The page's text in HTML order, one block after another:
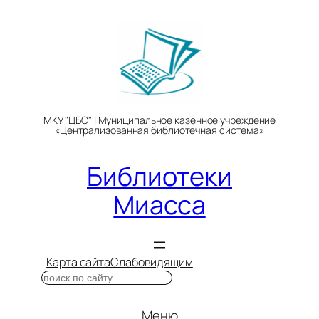
МКУ "ЦБС" | Муниципальное казенное учреждение
«Централизованная библиотечная система»
Библиотеки
Миасса
Карта сайтаСлабовидящим
Поиск